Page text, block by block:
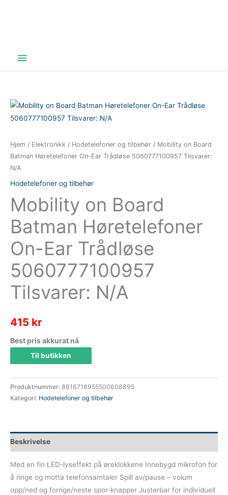
Hovedmeny
Hjem / Elektronikk / Hodetelefoner og tilbehør / Mobility on Board
Batman Høretelefoner On-Ear Trådløse 5060777100957 Tilsvarer:
N/A
Hodetelefoner og tilbehør
Mobility on Board
Batman Høretelefoner
On-Ear Trådløse
5060777100957
Tilsvarer: N/A
415 kr
Best pris akkurat nå
Til butikken
Produktnummer: 8816718955500608895
Kategori: Hodetelefoner og tilbehør
Beskrivelse
Med en fin LED-lyseffekt på øreklokkene Innebygd mikrofon for
å ringe og motta telefonsamtaler Spill av/pause – volum
opp/ned og forrige/neste spor-knapper Justerbar for individuell